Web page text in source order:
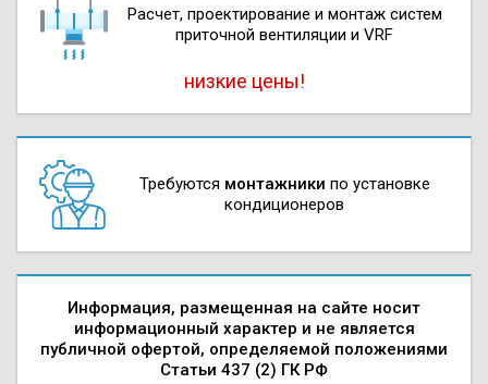
Расчет, проектирова­ние и монтаж систем
приточной вентиляции и VRF
низкие цены!
Требуются монтажники по установке
кондиционеров
Информация, размещенная на сайте носит
информационный характер и не является
публичной офертой, определяемой положениями
Статьи 437 (2) ГК РФ